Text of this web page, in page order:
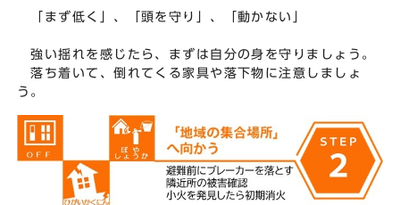
「まず低く」、「頭を守り」、「動かない」
強い揺れを感じたら、まずは自分の身を守りましょう。
落ち着いて、倒れてくる家具や落下物に注意しましょ
う。